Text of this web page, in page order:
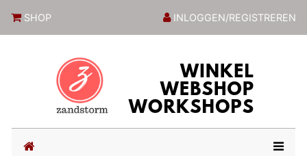
SHOP INLOGGEN/REGISTREREN
(current)